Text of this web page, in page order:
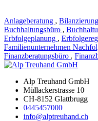
Anlageberatung , Bilanzierung
Buchhaltungsbüro ,
Erbfolgeplanung ,
Familienunternehmen
Finanzberatungsbüro ,
Alp Treuhand GmbH
Müllackerstrasse 10
CH-8152 Glattbrugg
0445457000
info@alptreuhand.ch